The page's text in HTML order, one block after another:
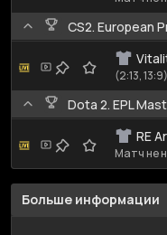
CS2. European
(2:13,
Dota 2. EPL
RE
Матч не
Больше информации